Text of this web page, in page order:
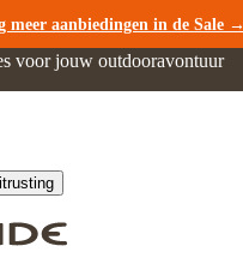
meer aanbiedingen in de Sale →
voor jouw outdooravontuur